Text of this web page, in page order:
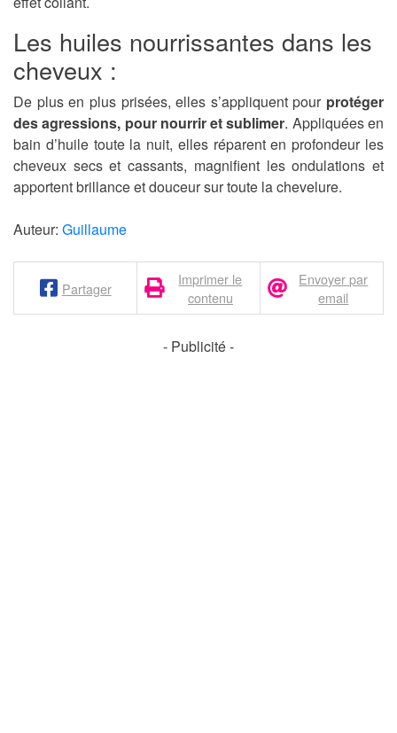
Les huiles nourrissantes dans les
cheveux :
De plus en plus prisées, elles s’appliquent pour protéger
des agressions, pour nourrir et sublimer. Appliquées en
bain d’huile toute la nuit, elles réparent en profondeur les
cheveux secs et cassants, magnifient les ondulations et
apportent brillance et douceur sur toute la chevelure.
Auteur: Guillaume
Partager
Imprimer le
contenu
Envoyer par
email
- Publicité -